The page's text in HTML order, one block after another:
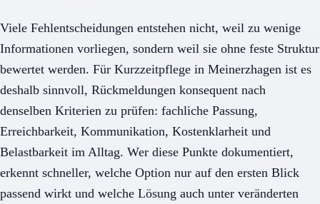
Viele Fehlentscheidungen entstehen nicht, weil zu wenige
Informationen vorliegen, sondern weil sie ohne feste Struktur
bewertet werden. Für Kurzzeitpflege in Meinerzhagen ist es
deshalb sinnvoll, Rückmeldungen konsequent nach
denselben Kriterien zu prüfen: fachliche Passung,
Erreichbarkeit, Kommunikation, Kostenklarheit und
Belastbarkeit im Alltag. Wer diese Punkte dokumentiert,
erkennt schneller, welche Option nur auf den ersten Blick
passend wirkt und welche Lösung auch unter veränderten